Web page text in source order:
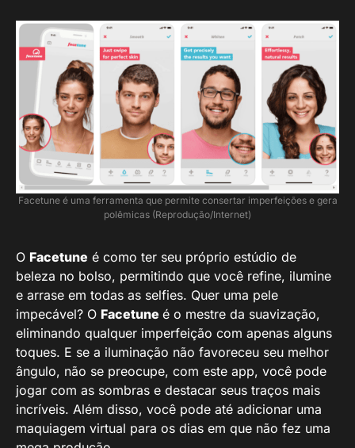
Facetune é uma ferramenta que permite consertar imperfeições e gera
polêmicas (Reprodução/Internet)
O Facetune é como ter seu próprio estúdio de
beleza no bolso, permitindo que você refine, ilumine
e arrase em todas as selfies. Quer uma pele
impecável? O Facetune é o mestre da suavização,
eliminando qualquer imperfeição com apenas alguns
toques. E se a iluminação não favoreceu seu melhor
ângulo, não se preocupe, com este app, você pode
jogar com as sombras e destacar seus traços mais
incríveis. Além disso, você pode até adicionar uma
maquiagem virtual para os dias em que não fez uma